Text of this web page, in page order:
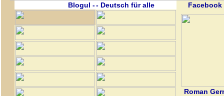
Blogul -- Deutsch für alle Facebook
Roman